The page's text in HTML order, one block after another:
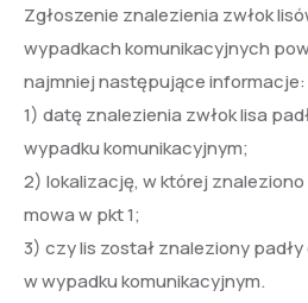
Zgłoszenie znalezienia zwłok
wypadkach komunikacyjnych
najmniej następujące informacje:
1) datę znalezienia zwłok lisa
wypadku komunikacyjnym;
2) lokalizację, w której znaleziono
mowa w pkt 1;
3) czy lis został znaleziony
w wypadku komunikacyjnym.